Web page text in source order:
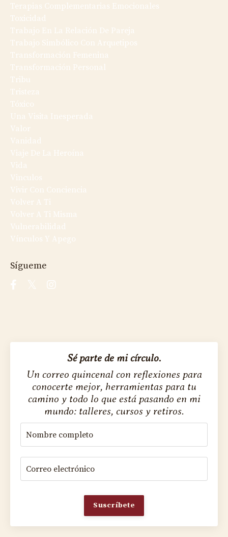
Terapias Complementarias Emocionales
Toxicidad
Trabajo En La Relación De Pareja
Trabajo Simbólico Con Arquetipos
Transformación Femenina
Transformación Personal
Tribu
Tristeza
Tóxico
Una Visita Inesperada
Valor
Vanidad
Viaje De La Heroína
Vida
Vinculos
Vivir Con Conciencia
Volver A Ti
Volver A Ti Misma
Vulnerabilidad
Vínculos Y Apego
Sígueme
Sé parte de mi círculo.
Un correo quincenal con reflexiones para
conocerte mejor, herramientas para tu
camino y todo lo que está pasando en mi
mundo: talleres, cursos y retiros.
Suscríbete